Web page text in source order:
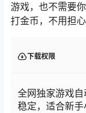
游戏，也不需要
打金币，不用担
下载权限
全网独家游戏
稳定，适合新手